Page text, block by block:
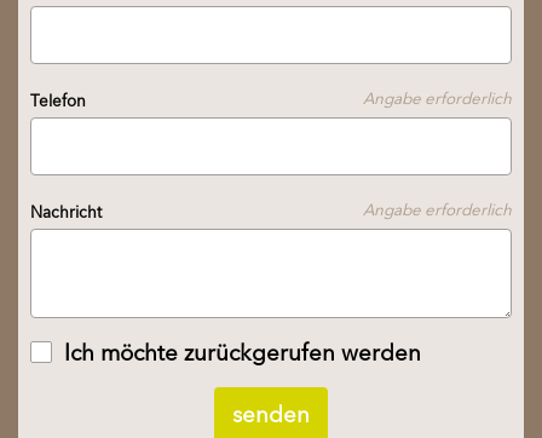
Telefon Angabe erforderlich
Nachricht Angabe erforderlich
Ich möchte zurückgerufen werden